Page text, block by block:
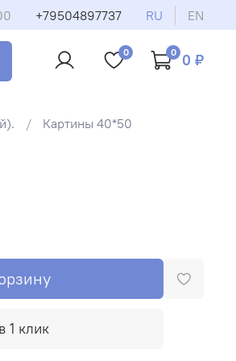
+79504897737 RU EN
0 0 0 ₽
Картины 40*50
1 клик